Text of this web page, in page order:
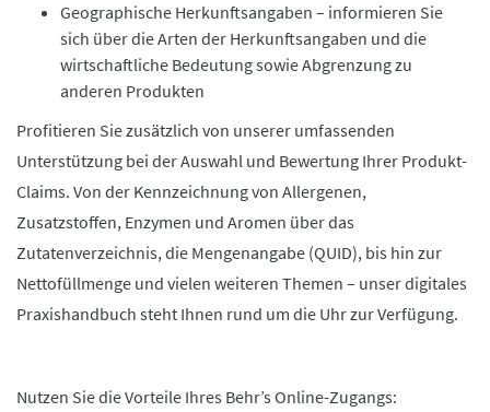
Geographische Herkunftsangaben – informieren Sie
sich über die Arten der Herkunftsangaben und die
wirtschaftliche Bedeutung sowie Abgrenzung zu
anderen Produkten
Profitieren Sie zusätzlich von unserer umfassenden
Unterstützung bei der Auswahl und Bewertung Ihrer Produkt-
Claims. Von der Kennzeichnung von Allergenen,
Zusatzstoffen, Enzymen und Aromen über das
Zutatenverzeichnis, die Mengenangabe (QUID), bis hin zur
Nettofüllmenge und vielen weiteren Themen – unser digitales
Praxishandbuch steht Ihnen rund um die Uhr zur Verfügung.
Nutzen Sie die Vorteile Ihres Behr’s Online-Zugangs: